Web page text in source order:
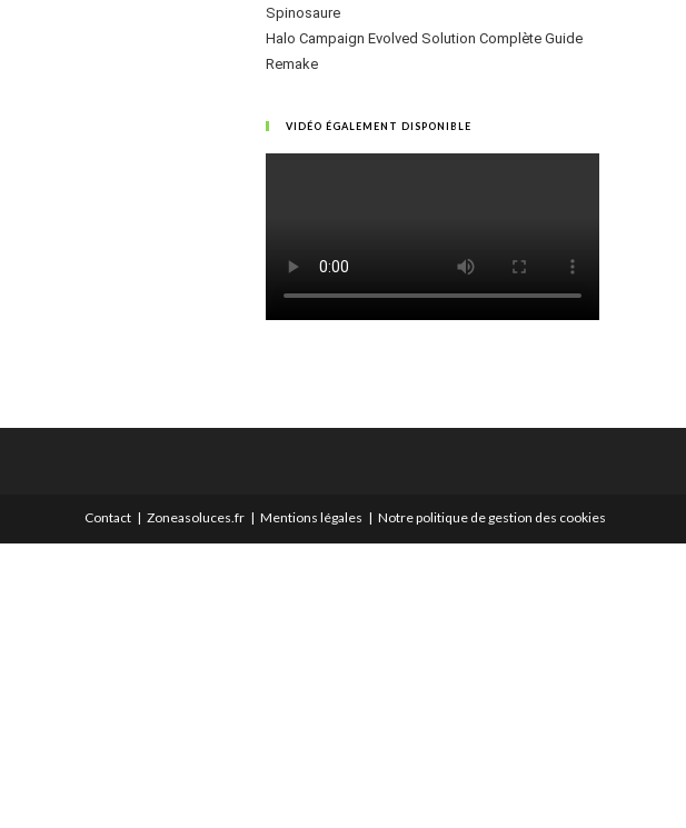
Spinosaure
Halo Campaign Evolved Solution Complète Guide
Remake
VIDÉO ÉGALEMENT DISPONIBLE
Contact Zoneasoluces.fr Mentions légales Notre politique de gestion des cookies